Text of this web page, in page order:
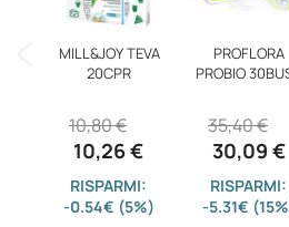
MILL&JOY TEVA
20CPR
10,26 €
10,80 €
RISPARMI:
-0.54€ (5%)
PROFLORA
PROBIO
30,09 €
35,40 €
RISPARMI:
-5.31€